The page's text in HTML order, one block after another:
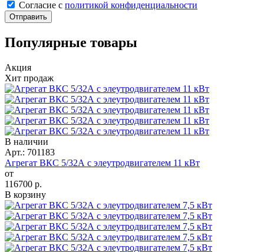
Cогласие с политикой конфиденциальности
Отправить
Популярные товары
Акция
Хит продаж
В наличии
Арт.: 701183
Агрегат ВКС 5/32А с элеутродвигателем 11 кВт
от
116700 р.
В корзину